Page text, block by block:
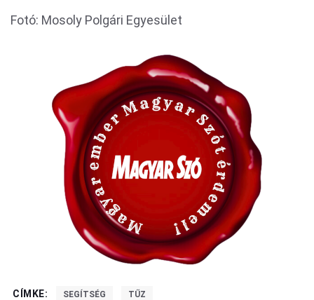
Fotó: Mosoly Polgári Egyesület
CÍMKE: SEGÍTSÉG TŰZ